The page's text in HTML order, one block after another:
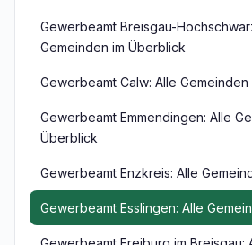
Gewerbeamt Breisgau-
Gemeinden im Überblick
Gewerbeamt Calw: Alle
Gewerbeamt Emmendingen: Alle
Überblick
Gewerbeamt Enzkreis: Alle
Gewerbeamt Esslingen: Alle